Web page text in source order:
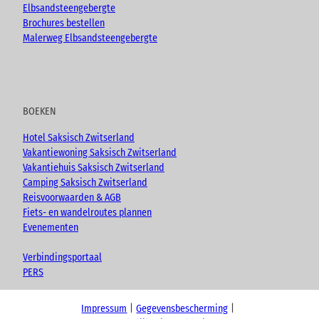
Elbsandsteengebergte
Brochures bestellen
Malerweg Elbsandsteengebergte
BOEKEN
Hotel Saksisch Zwitserland
Vakantiewoning Saksisch Zwitserland
Vakantiehuis Saksisch Zwitserland
Camping Saksisch Zwitserland
Reisvoorwaarden & AGB
Fiets- en wandelroutes plannen
Evenementen
Verbindingsportaal
PERS
Impressum
Gegevensbescherming